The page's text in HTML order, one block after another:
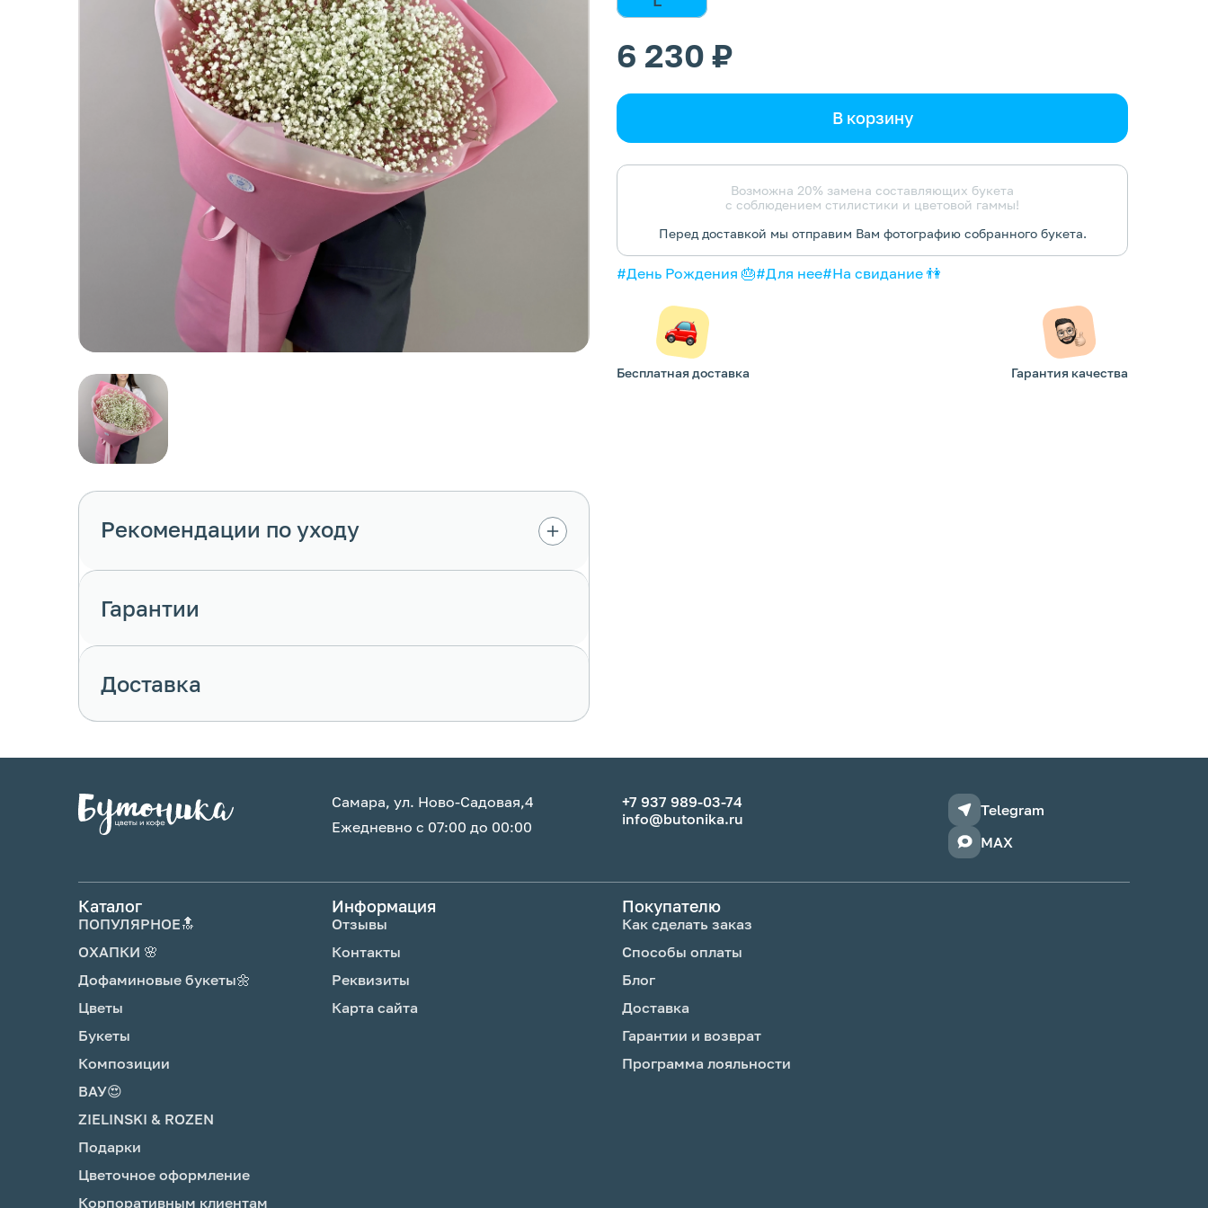
Рекомендации по уходу
Гарантии
Доставка
6 230 ₽
В корзину
Возможна 20% замена составляющих букета
с соблюдением стилистики и цветовой гаммы!
Перед доставкой мы отправим Вам фотографию собранного букета.
#День Рождения 🎂#Для нее#На свидание 👫
Бесплатная доставка Гарантия качества
Самара, ул. Ново-Садовая,4
Ежедневно с 07:00 до 00:00
+7 937 989-03-74
info@butonika.ru
Telegram
MAX
Каталог
ПОПУЛЯРНОЕ🔝
ОХАПКИ 🌸
Дофаминовые букеты🌼
Цветы
Букеты
Композиции
ВАУ😍
ZIELINSKI & ROZEN
Подарки
Цветочное оформление
Корпоративным клиентам
Информация
Отзывы
Контакты
Реквизиты
Карта сайта
Покупателю
Как сделать заказ
Способы оплаты
Блог
Доставка
Гарантии и возврат
Программа лояльности